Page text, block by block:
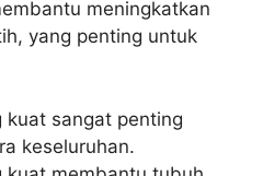
meningkatkan
yang penting untuk
kuat sangat penting
keseluruhan.